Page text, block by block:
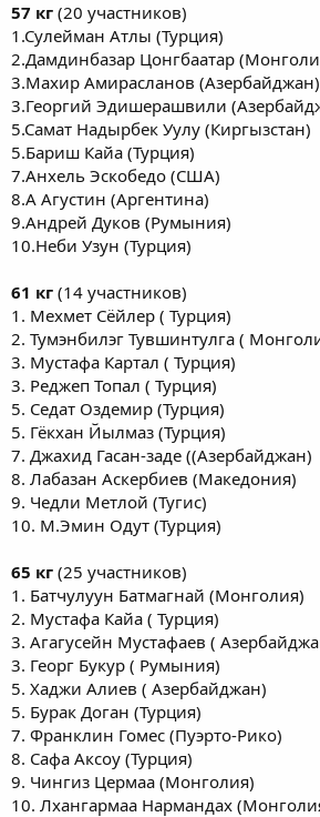
57 кг (20 участников)
1.Сулейман Атлы (Турция)
2.Дамдинбазар Цонгбаатар
3.Махир Амирасланов (Азербайджан)
3.Георгий Эдишерашвили
5.Самат Надырбек Уулу (Киргызстан)
5.Бариш Кайа (Турция)
7.Анхель Эскобедо (США)
8.А Агустин (Аргентина)
9.Андрей Дуков (Румыния)
10.Неби Узун (Турция)
61 кг (14 участников)
1. Мехмет Сёйлер ( Турция)
2. Тумэнбилэг Тувшинтулга (
3. Мустафа Картал ( Турция)
3. Реджеп Топал ( Турция)
5. Седат Оздемир (Турция)
5. Гёкхан Йылмаз (Турция)
7. Джахид Гасан-заде ((Азербайджан)
8. Лабазан Аскербиев (Македония)
9. Чедли Метлой (Тугис)
10. М.Эмин Одут (Турция)
65 кг (25 участников)
1. Батчулуун Батмагнай (Монголия)
2. Мустафа Кайа ( Турция)
3. Агагусейн Мустафаев (
3. Георг Букур ( Румыния)
5. Хаджи Алиев ( Азербайджан)
5. Бурак Доган (Турция)
7. Франклин Гомес (Пуэрто-Рико)
8. Сафа Аксоу (Турция)
9. Чингиз Цермаа (Монголия)
10. Лхангармаа Нармандах